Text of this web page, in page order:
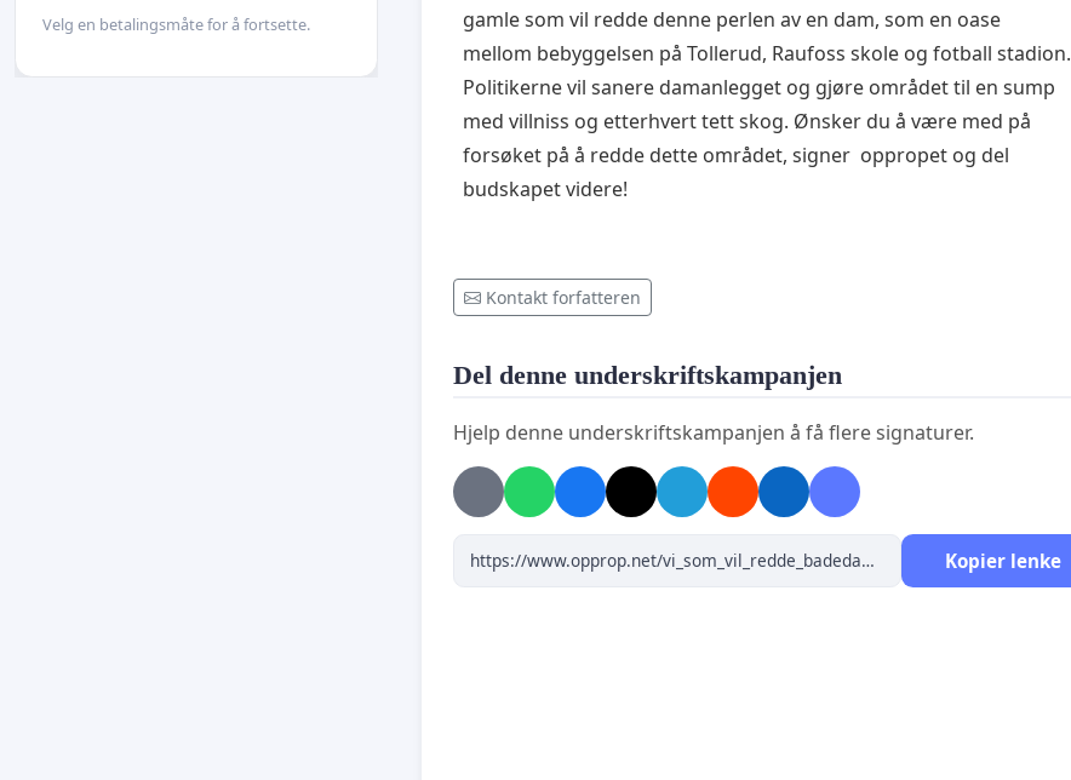
gamle som vil redde denne perlen av en dam, som en oase
mellom bebyggelsen på Tollerud, Raufoss skole og fotball stadion.
Politikerne vil sanere damanlegget og gjøre området til en sump
med villniss og etterhvert tett skog. Ønsker du å være med på
forsøket på å redde dette området, signer oppropet og del
budskapet videre!
Kontakt forfatteren
Del denne underskriftskampanjen
Hjelp denne underskriftskampanjen å få flere signaturer.
Kopier lenke
Velg en betalingsmåte for å fortsette.